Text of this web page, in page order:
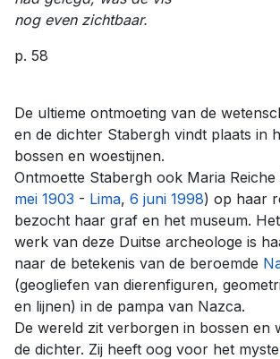
nog even zichtbaar.
p. 58
De ultieme ontmoeting van de
en de dichter Stabergh vindt plaats in
bossen en woestijnen.
Ontmoette Stabergh ook Maria Reiche
mei 1903 - Lima, 6 juni 1998) op haar
bezocht haar graf en het museum.
werk van deze Duitse archeologe is
naar de betekenis van de beroemde
(geogliefen van dierenfiguren,
en lijnen) in de pampa van Nazca.
De wereld zit verborgen in bossen en
de dichter. Zij heeft oog voor het